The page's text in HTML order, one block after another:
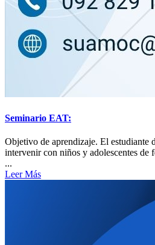
Seminario EAT:
Objetivo de aprendizaje. El estudiante
intervenir con niños y adolescentes de
...
Leer Más